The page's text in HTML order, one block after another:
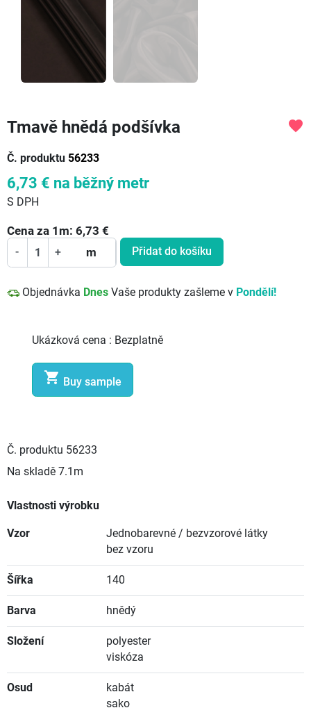
Tmavě hnědá podšívka
Č. produktu 56233
favorite
6,73 € na běžný metr
S DPH
Cena za 1 m: 6,73 €
- + m Přidat do košíku
Objednávka Dnes Vaše produkty zašleme v Pondělí!
Ukázková cena : Bezplatně
 Buy sample
Č. produktu 56233
Na skladě 7.1m
Vlastnosti výrobku
Vzor
Jednobarevné / bezvzorové látky
bez vzoru
Šířka 140
Barva hnědý
Složení
polyester
viskóza
Osud
kabát
sako